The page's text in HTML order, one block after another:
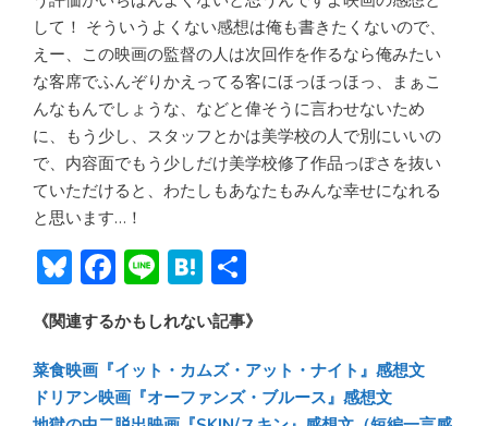
して！ そういうよくない感想は俺も書きたくないので、
えー、この映画の監督の人は次回作を作るなら俺みたい
な客席でふんぞりかえってる客にほっほっほっ、まぁこ
んなもんでしょうな、などと偉そうに言わせないため
に、もう少し、スタッフとかは美学校の人で別にいいの
で、内容面でもう少しだけ美学校修了作品っぽさを抜い
ていただけると、わたしもあなたもみんな幸せになれる
と思います…！
Bl
u
e
sk
y
F
ac
e
b
o
Li
n
e
H
at
e
n
a
有
《関連するかもしれない記事》
菜食映画『イット・カムズ・アット・ナイト』感想文
ドリアン映画『オーファンズ・ブルース』感想文